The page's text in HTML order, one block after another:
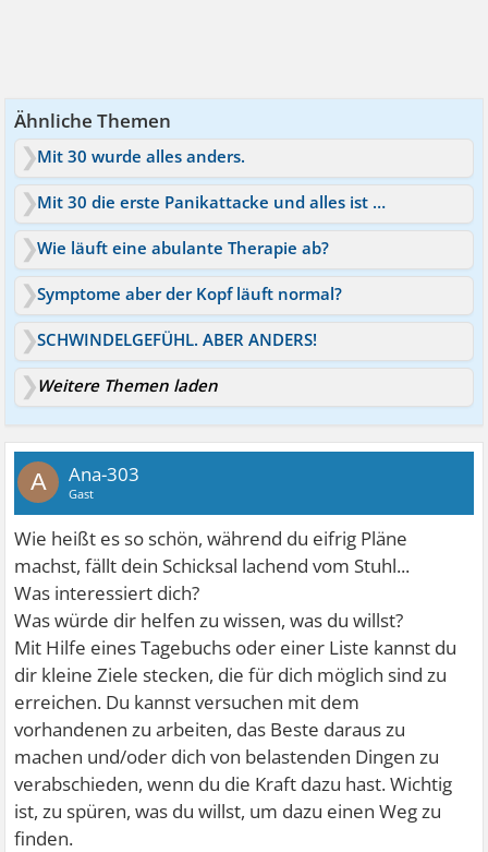
Ähnliche Themen
Mit 30 wurde alles anders.
Mit 30 die erste Panikattacke und alles ist anders
Wie läuft eine abulante Therapie ab?
Symptome aber der Kopf läuft normal?
SCHWINDELGEFÜHL. ABER ANDERS!
Weitere Themen laden
A Ana-303
Gast
Wie heißt es so schön, während du eifrig Pläne
machst, fällt dein Schicksal lachend vom Stuhl...
Was interessiert dich?
Was würde dir helfen zu wissen, was du willst?
Mit Hilfe eines Tagebuchs oder einer Liste kannst du
dir kleine Ziele stecken, die für dich möglich sind zu
erreichen. Du kannst versuchen mit dem
vorhandenen zu arbeiten, das Beste daraus zu
machen und/oder dich von belastenden Dingen zu
verabschieden, wenn du die Kraft dazu hast. Wichtig
ist, zu spüren, was du willst, um dazu einen Weg zu
finden.